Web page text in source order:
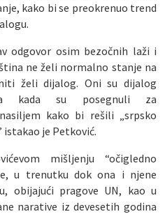
kako bi se preokrenuo trend
odgovor osim bezočnih laži i
ne želi normalno stanje na
želi dijalog. Oni su dijalog
kada su posegnuli za
kako bi rešili „srpsko
istakao je Petković.
mišljenju “očigledno
u trenutku dok ona i njene
obijajući pragove UN, kao u
narative iz devesetih godina